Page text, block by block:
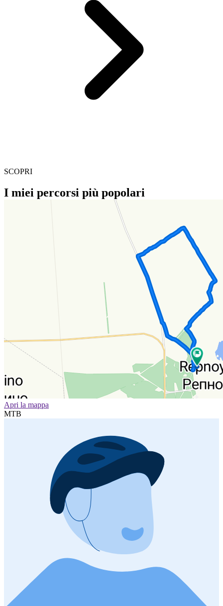
SCOPRI
I miei percorsi più popolari
Apri la mappa
MTB